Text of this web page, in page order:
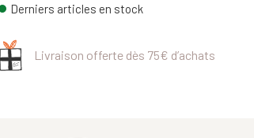
Derniers articles en stock
Livraison offerte dès 75€ d’achats